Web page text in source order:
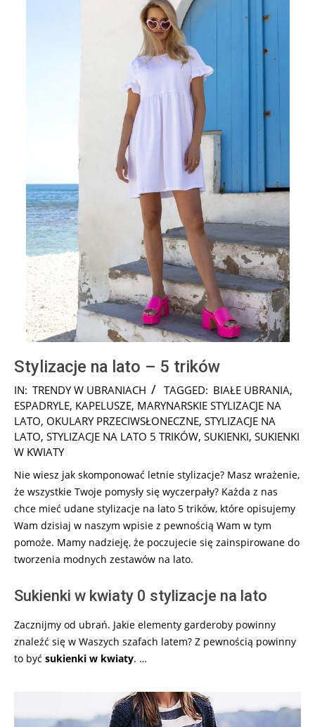
Stylizacje na lato – 5 trików
2025-
08-
28
IN: TRENDY W UBRANIACH TAGGED: BIAŁE UBRANIA,
ESPADRYLE, KAPELUSZE, MARYNARSKIE STYLIZACJE NA
LATO, OKULARY PRZECIWSŁONECZNE, STYLIZACJE NA
LATO, STYLIZACJE NA LATO 5 TRIKÓW, SUKIENKI, SUKIENKI
W KWIATY
Nie wiesz jak skomponować letnie stylizacje? Masz wrażenie,
że wszystkie Twoje pomysły się wyczerpały? Każda z nas
chce mieć udane stylizacje na lato 5 trików, które opisujemy
Wam dzisiaj w naszym wpisie z pewnością Wam w tym
pomoże. Mamy nadzieję, że poczujecie się zainspirowane do
tworzenia modnych zestawów na lato.
Sukienki w kwiaty 0 stylizacje na lato
Zacznijmy od ubrań. Jakie elementy garderoby powinny
znaleźć się w Waszych szafach latem? Z pewnością powinny
to być sukienki w kwiaty. …